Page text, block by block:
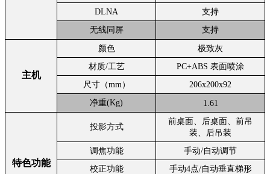
DLNA
支持
无线同屏
支持
主机
颜色
极致灰
材质/工艺
PC+ABS 表面喷涂
尺寸（mm）
206x200x92
净重(Kg)
1.61
特色功能
投影方式
前桌面、后桌面、前吊
装、后吊装
调焦功能
手动/自动调节
校正功能
手动4点/自动垂直梯形